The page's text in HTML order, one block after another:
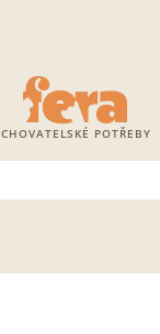
CHOVATELSKÉ POTŘEBY